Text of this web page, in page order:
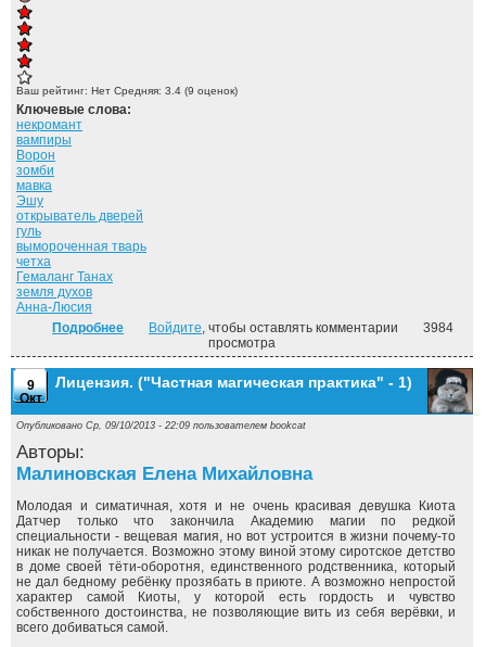
Ваш рейтинг: Нет Средняя: 3.4 (9 оценок)
Ключевые слова:
некромант
вампиры
Ворон
зомби
мавка
Эшу
открыватель дверей
гуль
вымороченная тварь
четха
Гемаланг Танах
земля духов
Анна-Люсия
Подробнее о Такая работа. ("Некромант" - 1)
Войдите, чтобы оставлять комментарии
3984
просмотра
9
Окт
Лицензия. ("Частная магическая практика" - 1)
Опубликовано Ср, 09/10/2013 - 22:09 пользователем bookcat
Авторы:
Малиновская Елена Михайловна
Молодая и симатичная, хотя и не очень красивая девушка Киота
Датчер только что закончила Академию магии по редкой
специальности - вещевая магия, но вот устроится в жизни почему-то
никак не получается. Возможно этому виной этому сиротское детство
в доме своей тёти-оборотня, единственного родственника, который
не дал бедному ребёнку прозябать в приюте. А возможно непростой
характер самой Киоты, у которой есть гордость и чувство
собственного достоинства, не позволяющие вить из себя верёвки, и
всего добиваться самой.